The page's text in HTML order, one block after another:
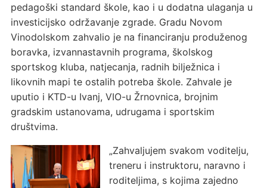
pedagoški standard škole, kao i u dodatna ulaganja u
investicijsko održavanje zgrade. Gradu Novom
Vinodolskom zahvalio je na financiranju produženog
boravka, izvannastavnih programa, školskog
sportskog kluba, natjecanja, radnih bilježnica i
likovnih mapi te ostalih potreba škole. Zahvale je
uputio i KTD-u Ivanj, VIO-u Žrnovnica, brojnim
gradskim ustanovama, udrugama i sportskim
društvima.
„Zahvaljujem svakom voditelju,
treneru i instruktoru, naravno i
roditeljima, s kojima zajedno